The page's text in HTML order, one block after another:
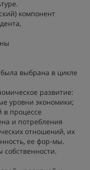
компонент
выбрана в цикле
развитие:
уровни экономики;
в процессе
и потребления
отношений, их
ее фор-мы.